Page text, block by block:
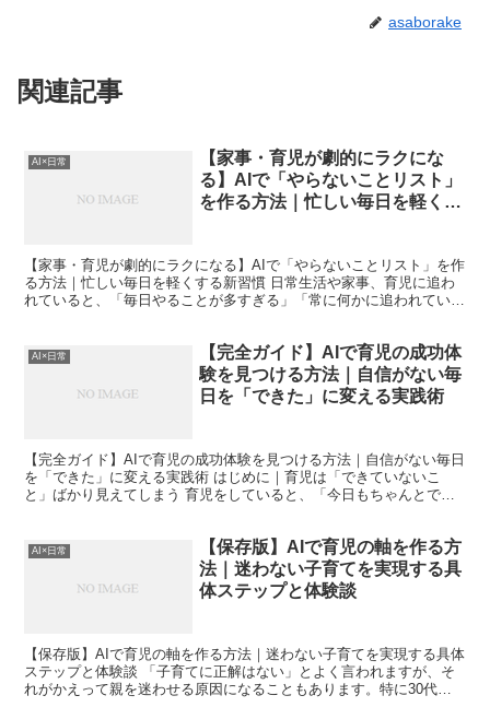
asaborake
関連記事
AI×日常
【家事・育児が劇的にラクにな
る】AIで「やらないことリスト」
を作る方法｜忙しい毎日を軽くす
【家事・育児が劇的にラクになる】AIで「やらないことリスト」を作
る方法｜忙しい毎日を軽くする新習慣 日常生活や家事、育児に追わ
れていると、「毎日やることが多すぎる」「常に何かに追われている
AI×日常
【完全ガイド】AIで育児の成功体
験を見つける方法｜自信がない毎
日を「できた」に変える実践術
【完全ガイド】AIで育児の成功体験を見つける方法｜自信がない毎日
を「できた」に変える実践術 はじめに｜育児は「できていないこ
と」ばかり見えてしまう 育児をしていると、「今日もちゃんとでき
AI×日常
【保存版】AIで育児の軸を作る方
法｜迷わない子育てを実現する具
体ステップと体験談
【保存版】AIで育児の軸を作る方法｜迷わない子育てを実現する具体
ステップと体験談 「子育てに正解はない」とよく言われますが、そ
れがかえって親を迷わせる原因になることもあります。特に30代で